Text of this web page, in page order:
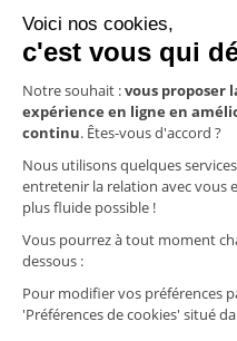
Voici nos cookies,
c'est vous qui
Notre souhait :vous proposer
expérience en ligne en
continu. Êtes-vous d'accord ?
Nous utilisons quelques
entretenir la relation avec vous
plus fluide possible !
Vous pourrez à tout moment
dessous :
Pour modifier vos préférences
'Préférences de cookies' situé
Politique